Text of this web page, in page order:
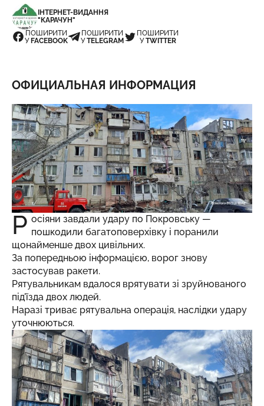
ІНТЕРНЕТ-ВИДАННЯ
"КАРАЧУН"
ПОШИРИТИ
У FACEBOOK
ПОШИРИТИ
УTELEGRAM
ПОШИРИТИ
УTWITTER
ОФИЦИАЛЬНАЯ ИНФОРМАЦИЯ
Р осіяни завдали удару по Покровську —
пошкодили багатоповерхівку і поранили
щонайменше двох цивільних.
За попередньою інформацією, ворог знову
застосував ракети.
Рятувальникам вдалося врятувати зі зруйнованого
під'їзда двох людей.
Наразі триває рятувальна операція, наслідки удару
уточнюються.